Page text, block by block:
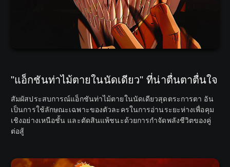
"แอ็กชันท่าไม้ตายในนัดเดียว" ที่น่าตื่นตาตื่นใจ
สัมผัสประสบการณ์แอ็กชันท่าไม้ตายในนัดเดียวสุดตระการตา อัน
เป็นการใช้ลักษณะเฉพาะของตัวละครในการอ่านระยะห่างเพื่อคุม
เชิงอย่างเหนือชั้น และตัดสินแพ้ชนะด้วยการกำจัดพลังชีวิตของคู่
ต่อสู้